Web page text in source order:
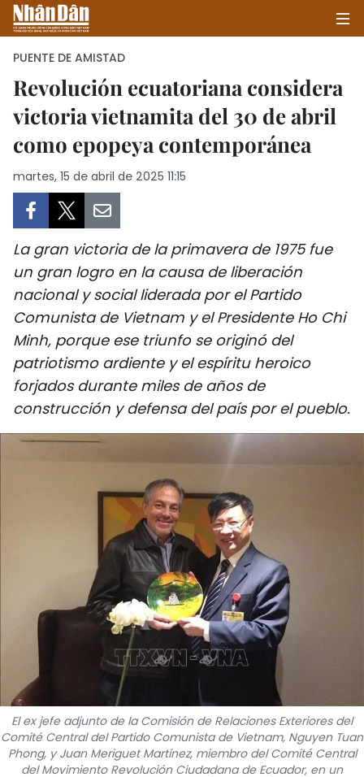
INICIO
POLÍTICA
SALUD - MEDIO AMBIENTE
CULTURA - ENTRETENIMIENTO
INTERNACIONAL
DEPORTES
PUENTE DE AMISTAD
HISTORIAS MULTIMEDIA
FOTOGRAFÍA
¿QUIÉNES SOMOS?
TIẾNG VIỆT
ENGLISH
中文
FRANÇAIS
PUENTE DE AMISTAD
Revolución ecuatoriana considera
victoria vietnamita del 30 de abril
como epopeya contemporánea
martes, 15 de abril de 2025 11:15
La gran victoria de la primavera de 1975 fue
un gran logro en la causa de liberación
nacional y social liderada por el Partido
Comunista de Vietnam y el Presidente Ho Chi
Minh, porque ese triunfo se originó del
patriotismo ardiente y el espíritu heroico
forjados durante miles de años de
construcción y defensa del país por el pueblo.
El ex jefe adjunto de la Comisión de Relaciones Exteriores del
Comité Central del Partido Comunista de Vietnam, Nguyen Tuan
Phong, y Juan Meriguet Martínez, miembro del Comité Central
del Movimiento Revolución Ciudadana de Ecuador, en un